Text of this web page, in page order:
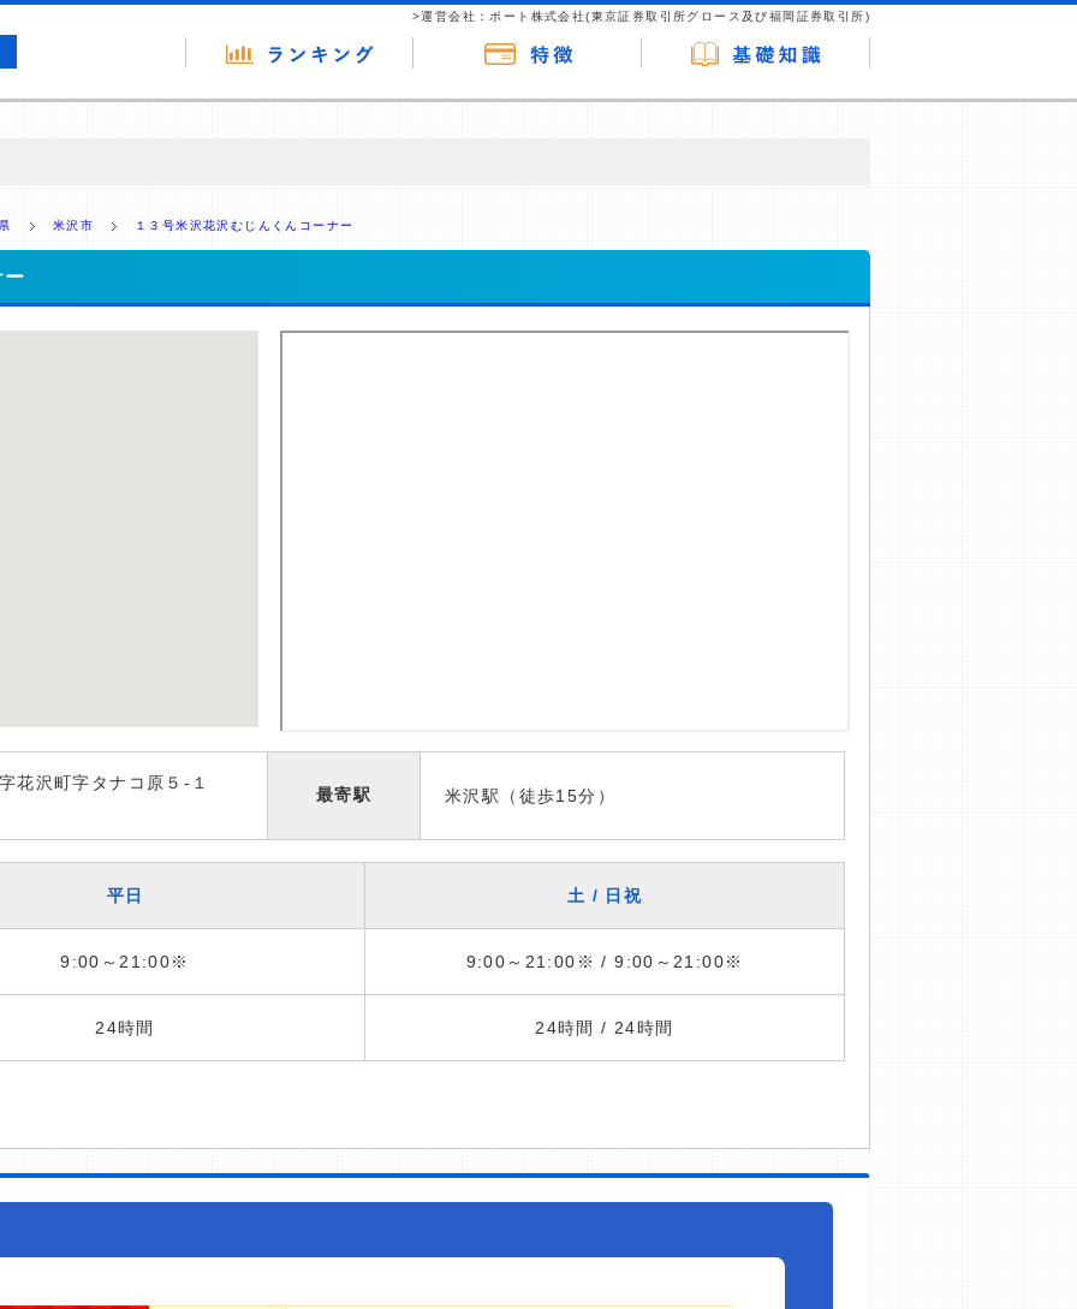
>運営会社：ポート株式会社(東京証券取引所グロース及び福岡証券取引所)
供を行っています。
米沢市 １３号米沢花沢むじんくんコーナー
花沢町字タナコ原５-１
最寄駅 米沢駅（徒歩15分）
平日 土 / 日祝
9:00～21:00※ 9:00～21:00※ / 9:00～21:00※
24時間 24時間 / 24時間